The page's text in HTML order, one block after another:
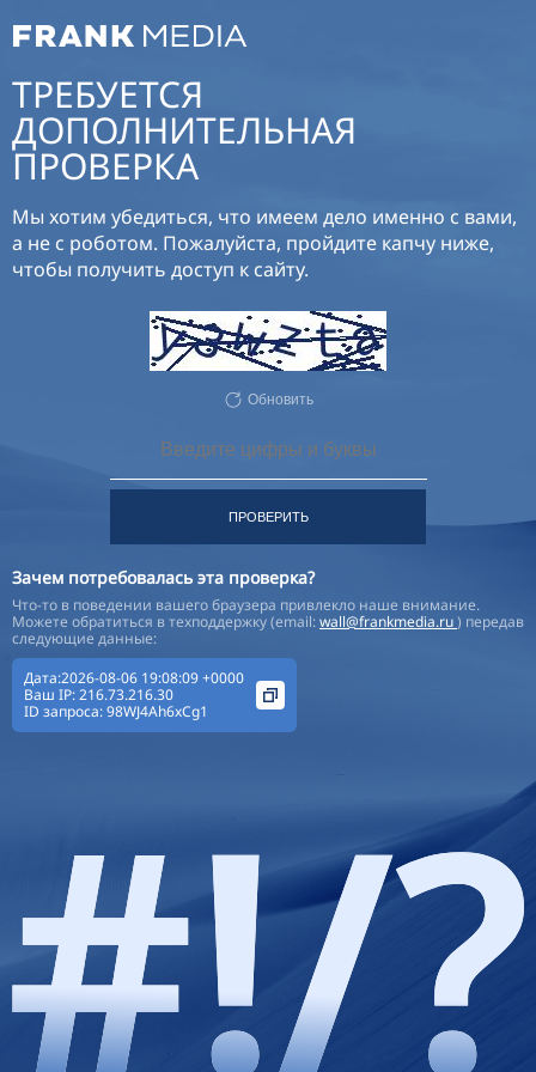
ТРЕБУЕТСЯ
ДОПОЛНИТЕЛЬНАЯ
ПРОВЕРКА
Мы хотим убедиться, что имеем дело именно с вами,
а не с роботом. Пожалуйста, пройдите капчу ниже,
чтобы получить доступ к сайту.
Обновить
ПРОВЕРИТЬ
Зачем потребовалась эта проверка?
Что-то в поведении вашего браузера привлекло наше внимание.
Можете обратиться в техподдержку (email:wall@frankmedia.ru) передав
следующие данные:
Дата:2026-08-06 19:08:09 +0000
Ваш IP:216.73.216.30
ID запроса:98WJ4Ah6xCg1